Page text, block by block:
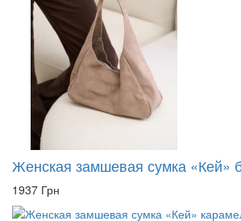
Женская замшевая сумка «Кей»
1937 Грн